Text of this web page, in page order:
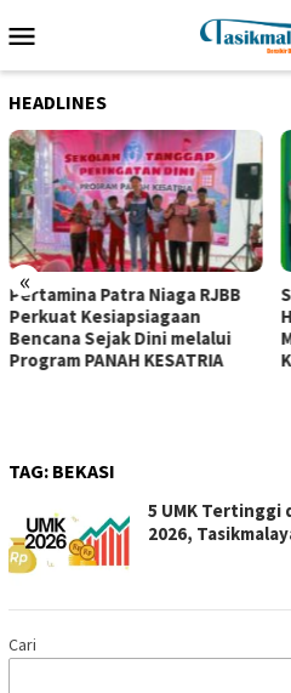
ke
Mobile
HEADLINES
«
Pertamina Patra Niaga RJBB
Perkuat Kesiapsiagaan
Bencana Sejak Dini melalui
Program PANAH KESATRIA
TAG: BEKASI
5 UMK Tertinggi
2026,
Cari